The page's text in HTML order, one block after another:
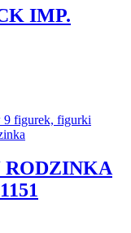
IMP.
RODZINKA